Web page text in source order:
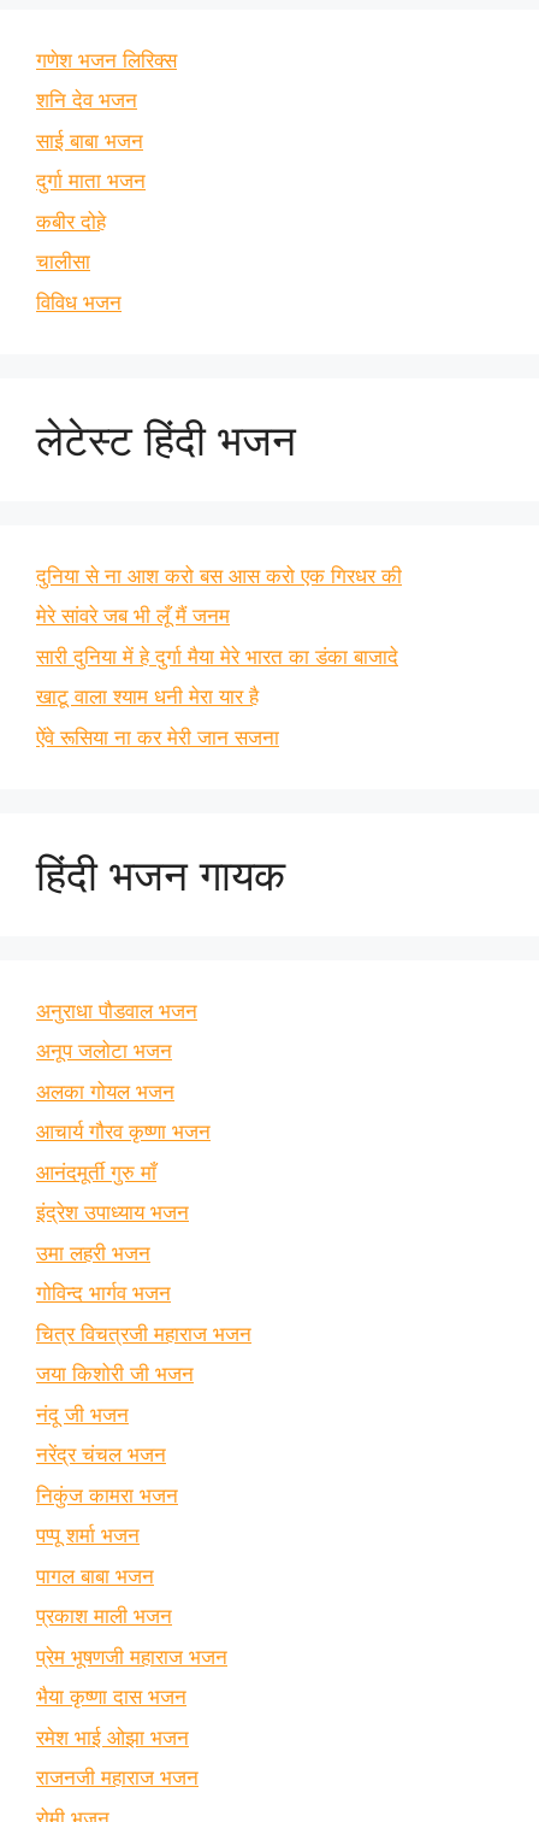
गणेश भजन लिरिक्स
शनि देव भजन
साई बाबा भजन
दुर्गा माता भजन
कबीर दोहे
चालीसा
विविध भजन
लेटेस्ट हिंदी भजन
दुनिया से ना आश करो बस आस करो एक गिरधर की
मेरे सांवरे जब भी लूँ मैं जनम
सारी दुनिया में हे दुर्गा मैया मेरे भारत का डंका बाजादे
खाटू वाला श्याम धनी मेरा यार है
ऐंवे रूसिया ना कर मेरी जान सजना
हिंदी भजन गायक
अनुराधा पौडवाल भजन
अनूप जलोटा भजन
अलका गोयल भजन
आचार्य गौरव कृष्णा भजन
आनंदमूर्ती गुरु माँ
इंद्रेश उपाध्याय भजन
उमा लहरी भजन
गोविन्द भार्गव भजन
चित्र विचत्रजी महाराज भजन
जया किशोरी जी भजन
नंदू जी भजन
नरेंद्र चंचल भजन
निकुंज कामरा भजन
पप्पू शर्मा भजन
पागल बाबा भजन
प्रकाश माली भजन
प्रेम भूषणजी महाराज भजन
भैया कृष्णा दास भजन
रमेश भाई ओझा भजन
राजनजी महाराज भजन